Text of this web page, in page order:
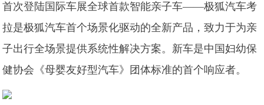
首次登陆国际车展全球首款智能亲子车——极狐汽车考
拉是极狐汽车首个场景化驱动的全新产品，致力于为亲
子出行全场景提供系统性解决方案。新车是中国妇幼保
健协会《母婴友好型汽车》团体标准的首个响应者。